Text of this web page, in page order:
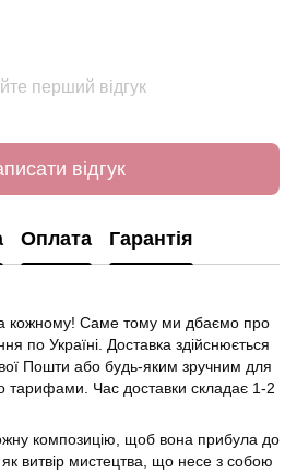
перший відгук
відгук
Оплата Гарантія
кожному! Саме тому ми дбаємо про
по Україні. Доставка здійснюється
Пошти або будь-яким зручним для
тарифами. Час доставки складає 1-2
композицію, щоб вона прибула до
витвір мистецтва, що несе з собою